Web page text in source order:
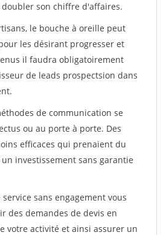
son chiffre d'affaires.
le bouche à oreille peut
les désirant progresser et
il faudra obligatoirement
de leads prospectsion dans
de communication se
ou au porte à porte. Des
efficaces qui prenaient du
investissement sans garantie
sans engagement vous
des demandes de devis en
votre activité et ainsi assurer un